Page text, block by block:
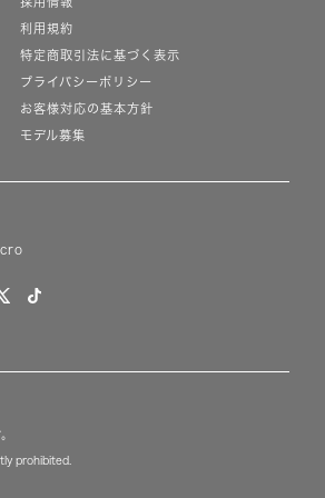
利用規約
特定商取引法に基づく表示
プライバシーポリシー
お客様対応の基本方針
モデル募集
prohibited.